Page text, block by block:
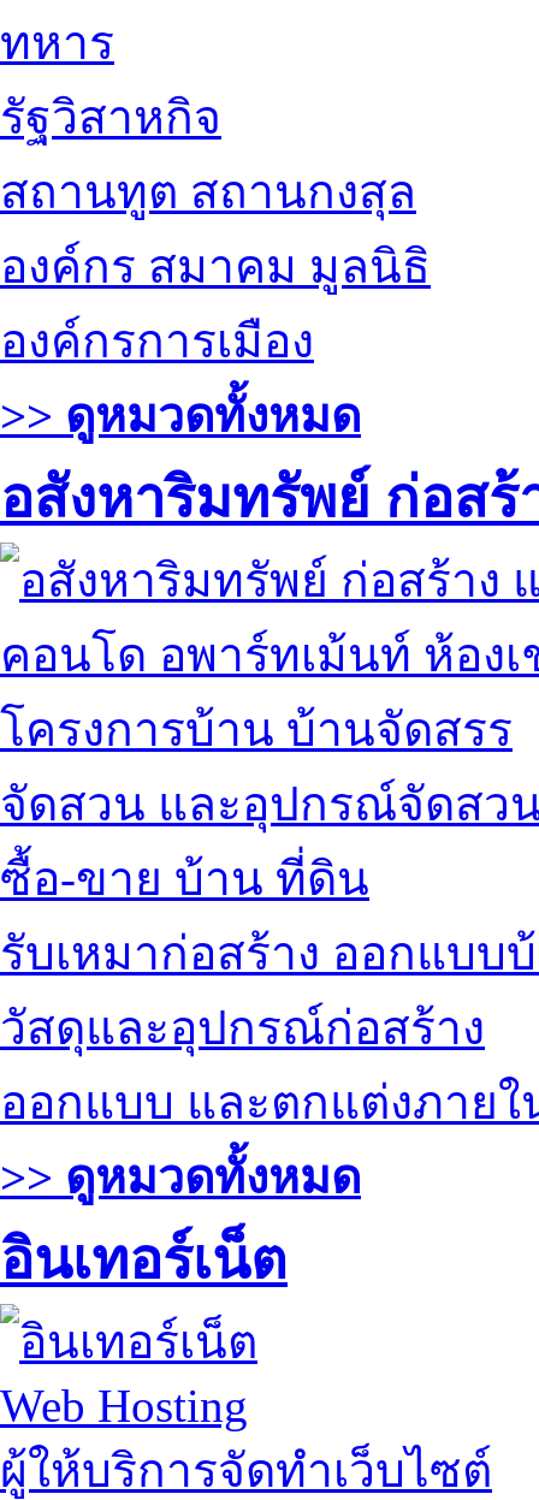
ทหาร
รัฐวิสาหกิจ
สถานทูต สถานกงสุล
องค์กร สมาคม มูลนิธิ
องค์กรการเมือง
>> ดูหมวดทั้งหมด
อสังหาริมทรัพย์ ก่อส
คอนโด อพาร์ทเม้นท์ ห้องเ
โครงการบ้าน บ้านจัดสรร
จัดสวน และอุปกรณ์จัดสว
ซื้อ-ขาย บ้าน ที่ดิน
รับเหมาก่อสร้าง ออกแบบ
วัสดุและอุปกรณ์ก่อสร้าง
ออกแบบ และตกแต่งภายใ
>> ดูหมวดทั้งหมด
อินเทอร์เน็ต
Web Hosting
ผู้ให้บริการจัดทำเว็บไซต์